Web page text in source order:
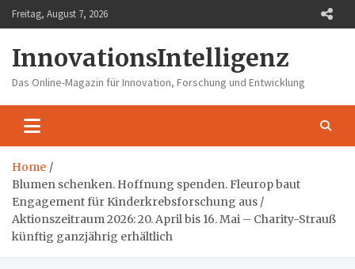
Skip
to
Freitag, August 7, 2026
InnovationsIntelligenz
Das Online-Magazin für Innovation, Forschung und Entwicklung
Home
Blumen schenken. Hoffnung spenden. Fleurop baut
Engagement für Kinderkrebsforschung aus /
Aktionszeitraum 2026: 20. April bis 16. Mai – Charity-Strauß
künftig ganzjährig erhältlich